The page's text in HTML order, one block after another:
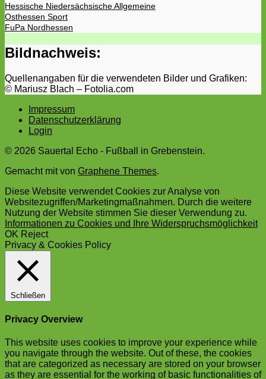
Hessische Niedersächsische Allgemeine
Osthessen Sport
FuPa Nordhessen
Bildnachweis:
Quellenangaben für die verwendeten Bilder und Grafiken:
© Mariusz Blach – Fotolia.com
Impressum
Datenschutzerklärung
Login
© 2026 Sauertal Echo - Fußball in Grebenstein.
Gemacht mitvon Graphene Themes.
Diese Website verwendet Cookies zur Analyse von
Websitezugriffen/Marketingmaßnahmen. Durch die weitere
Nutzung der Website stimmen Sie dieser Verwendung zu.
Informationen zu Cookies und Ihre Widerspruchsmöglichkeit
OK Reject
Privacy & Cookies Policy
Schließen
Privacy Overview
This website uses cookies to improve your experience while
you navigate through the website. Out of these, the cookies
that are categorized as necessary are stored on your browser
as they are essential for the working of basic functionalities of